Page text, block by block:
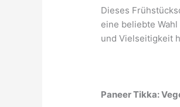
Dieses
eine beliebte
und Vielseitigkeit
Paneer Tikka: